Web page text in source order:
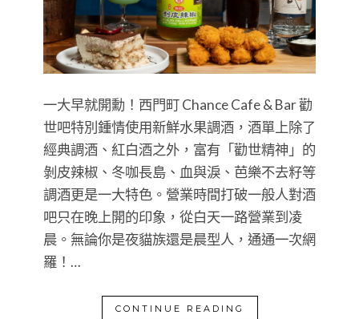
一大早就開勳！西門町 Chance Cafe & Bar 勸
世吧特別鍾情使用新鮮水果調酒，酒單上除了
經典調酒、紅白酒之外，富有「勸世精神」的
剝皮辣椒、冬咖長島、血與淚、芭樂不去籽等
調酒更是一大特色。營業時間打破一般人對酒
吧只在晚上開的印象，從白天一路營業到凌
晨。無論你是夜貓族還是晨型人，通通一次網
羅！…
CONTINUE READING